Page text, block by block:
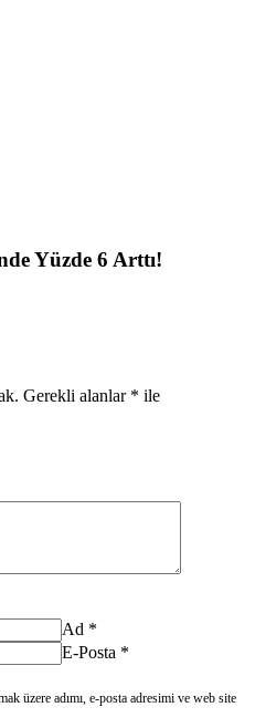
Yüzde 6 Arttı!
Gerekli alanlar * ile
Ad *
E-Posta *
üzere adımı, e-posta adresimi ve web site